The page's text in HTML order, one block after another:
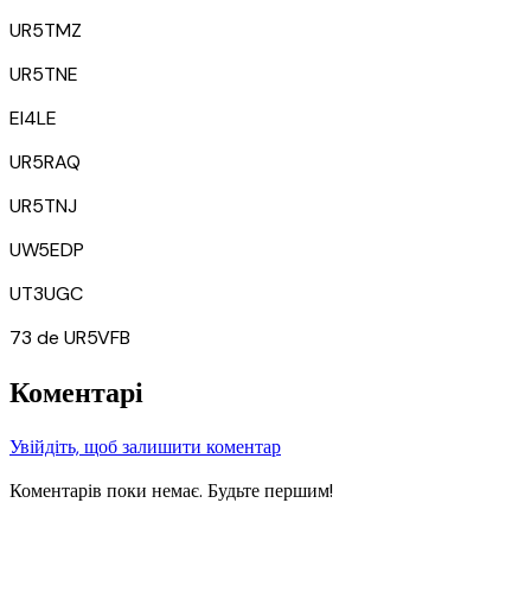
UR5TMZ
UR5TNE
EI4LE
UR5RAQ
UR5TNJ
UW5EDP
UT3UGC
73 de UR5VFB
Коментарі
Увійдіть, щоб залишити коментар
Коментарів поки немає. Будьте першим!